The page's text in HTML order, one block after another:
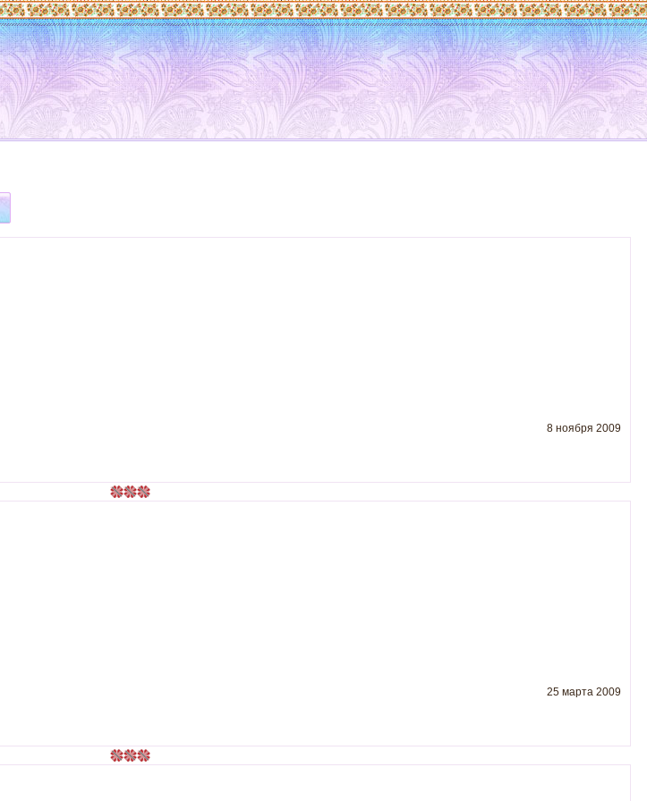
8 ноября 2009
25 марта 2009